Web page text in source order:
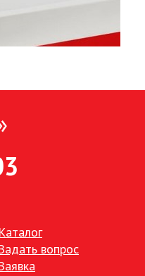
Каталог
вопрос